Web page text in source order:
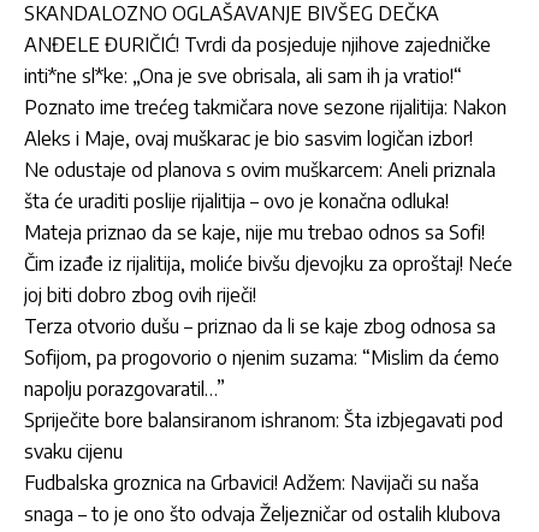
SKANDALOZNO OGLAŠAVANJE BIVŠEG DEČKA
ANĐELE ĐURIČIĆ! Tvrdi da posjeduje njihove zajedničke
inti*ne sl*ke: „Ona je sve obrisala, ali sam ih ja vratio!“
Poznato ime trećeg takmičara nove sezone rijalitija: Nakon
Aleks i Maje, ovaj muškarac je bio sasvim logičan izbor!
Ne odustaje od planova s ovim muškarcem: Aneli priznala
šta će uraditi poslije rijalitija – ovo je konačna odluka!
Mateja priznao da se kaje, nije mu trebao odnos sa Sofi!
Čim izađe iz rijalitija, moliće bivšu djevojku za oproštaj! Neće
joj biti dobro zbog ovih riječi!
Terza otvorio dušu – priznao da li se kaje zbog odnosa sa
Sofijom, pa progovorio o njenim suzama: “Mislim da ćemo
napolju porazgovaratil…”
Spriječite bore balansiranom ishranom: Šta izbjegavati pod
svaku cijenu
Fudbalska groznica na Grbavici! Adžem: Navijači su naša
snaga – to je ono što odvaja Željezničar od ostalih klubova